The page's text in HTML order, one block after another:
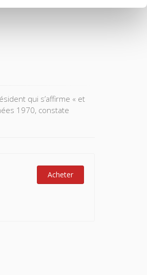
qui s’affirme « et
1970, constate
Acheter